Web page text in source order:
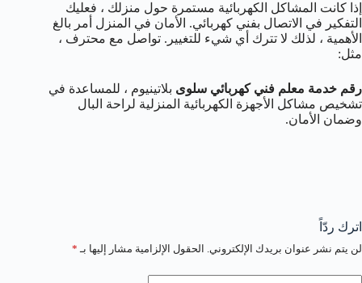
إذا كانت المشاكل الكهربائية مستمرة حول منزلك ، فعليك
التفكير في الاتصال بفني كهربائي. الأمان في المنزل أمر بالغ
الأهمية ، لذلك لا تترك أي شيء للتغيير. تواصل مع محترف ،
مثل:
رقم خدمة معلم فني كهربائي سلوى بلاتينيوم ، للمساعدة في
تشخيص مشاكل الأجهزة الكهربائية المنزلية لراحة البال
وضمان الأمان.
اترك ردّاً
لن يتم نشر عنوان بريدك الإلكتروني. الحقول الإلزامية مشار إليها بـ *